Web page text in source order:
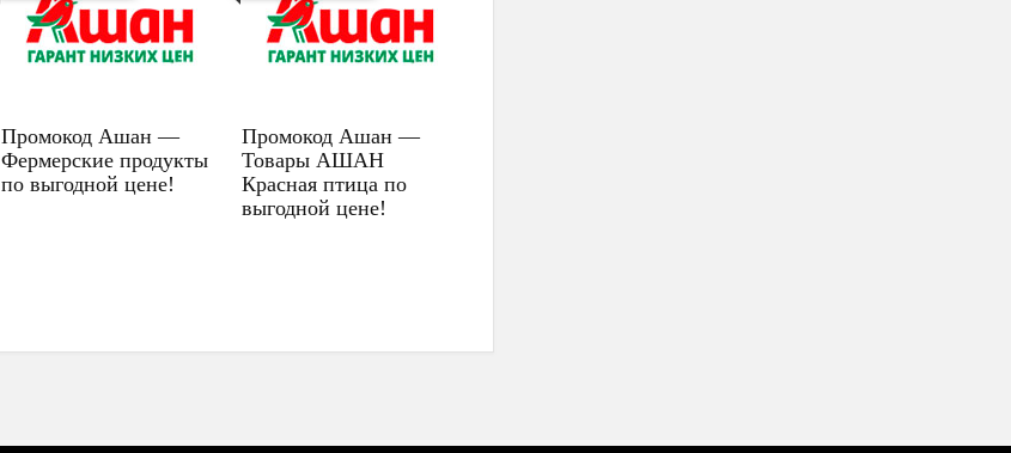
Промокод Ашан —
Фермерские продукты
по выгодной цене!
Промокод Ашан —
Товары АШАН
Красная птица по
выгодной цене!